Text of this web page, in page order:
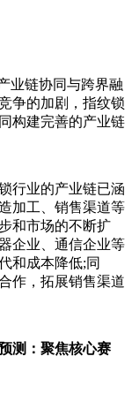
链协同与跨界融
争的加剧，指纹锁
构建完善的产业链
行业的产业链已涵
加工、销售渠道等
和市场的不断扩
企业、通信企业等
和成本降低;同
作，拓展销售渠道
测：聚焦核心赛